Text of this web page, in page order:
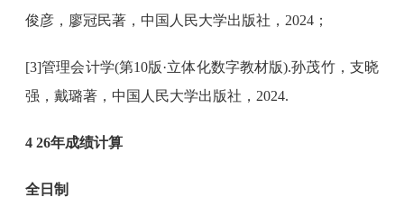
俊彦，廖冠民著，中国人民大学出版社，2024；
[3]管理会计学(第10版·立体化数字教材版).孙茂竹，支晓
强，戴璐著，中国人民大学出版社，2024.
4 26年成绩计算
全日制